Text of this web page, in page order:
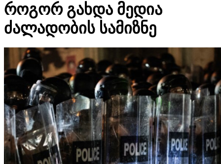
როგორ გახდა მედია
ძალადობის სამიზნე